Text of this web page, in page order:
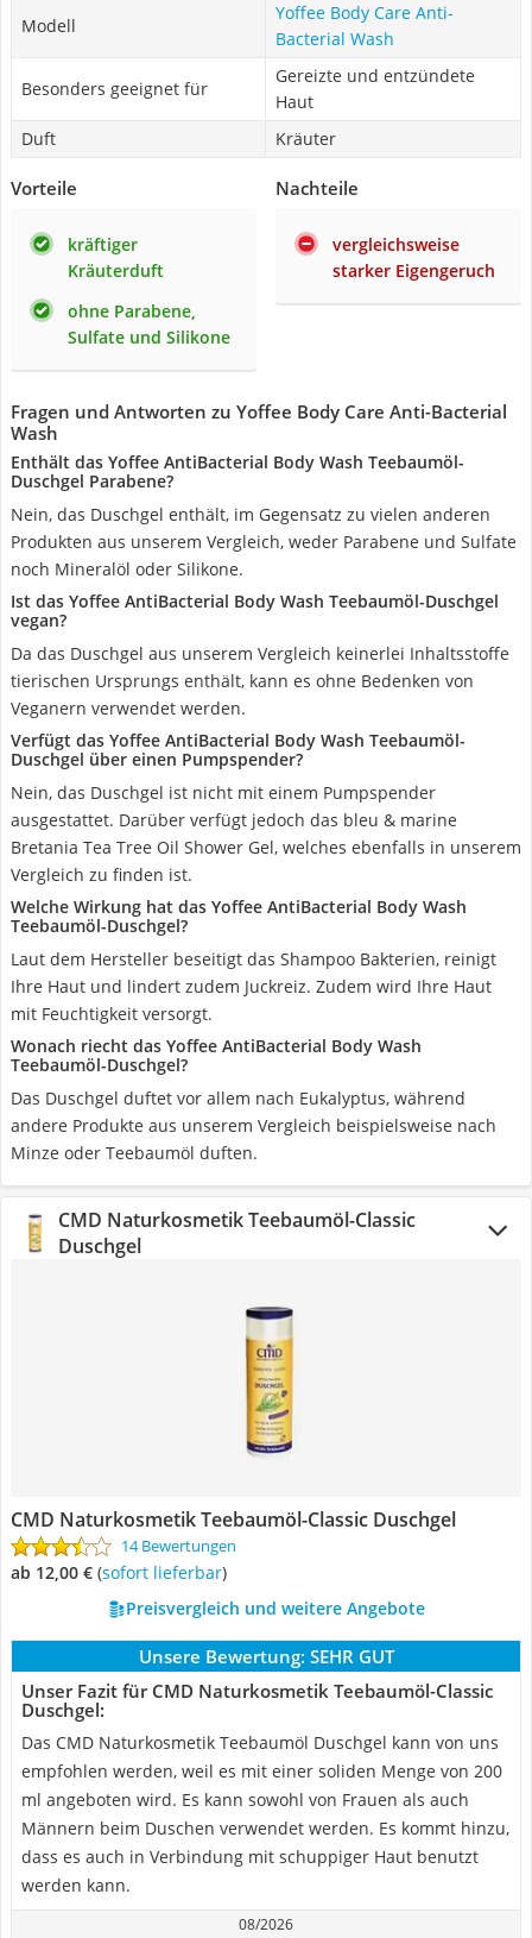
Modell
Yoffee Body Care Anti-
Bacterial Wash
Besonders geeignet für
Gereizte und entzündete
Haut
Duft
Kräuter
Vorteile
kräftiger
Kräuterduft
ohne Parabene,
Sulfate und Silikone
Nachteile
vergleichsweise
starker Eigengeruch
Fragen und Antworten zu Yoffee Body Care Anti-Bacterial
Wash
Enthält das Yoffee AntiBacterial Body Wash Teebaumöl-
Duschgel Parabene?
Nein, das Duschgel enthält, im Gegensatz zu vielen anderen
Produkten aus unserem Vergleich, weder Parabene und Sulfate
noch Mineralöl oder Silikone.
Ist das Yoffee AntiBacterial Body Wash Teebaumöl-Duschgel
vegan?
Da das Duschgel aus unserem Vergleich keinerlei Inhaltsstoffe
tierischen Ursprungs enthält, kann es ohne Bedenken von
Veganern verwendet werden.
Verfügt das Yoffee AntiBacterial Body Wash Teebaumöl-
Duschgel über einen Pumpspender?
Nein, das Duschgel ist nicht mit einem Pumpspender
ausgestattet. Darüber verfügt jedoch das bleu & marine
Bretania Tea Tree Oil Shower Gel, welches ebenfalls in unserem
Vergleich zu finden ist.
Welche Wirkung hat das Yoffee AntiBacterial Body Wash
Teebaumöl-Duschgel?
Laut dem Hersteller beseitigt das Shampoo Bakterien, reinigt
Ihre Haut und lindert zudem Juckreiz. Zudem wird Ihre Haut
mit Feuchtigkeit versorgt.
Wonach riecht das Yoffee AntiBacterial Body Wash
Teebaumöl-Duschgel?
Das Duschgel duftet vor allem nach Eukalyptus, während
andere Produkte aus unserem Vergleich beispielsweise nach
Minze oder Teebaumöl duften.
CMD Naturkosmetik Teebaumöl-Classic
Duschgel
CMD Naturkosmetik Teebaumöl-Classic Duschgel
14 Bewertungen
ab 12,00 € ( Sofort lieferbar)
Preisvergleich und weitere Angebote
Unsere Bewertung: SEHR GUT
Unser Fazit für CMD Naturkosmetik Teebaumöl-Classic
Duschgel:
Das CMD Naturkosmetik Teebaumöl Duschgel kann von uns
empfohlen werden, weil es mit einer soliden Menge von 200
ml angeboten wird. Es kann sowohl von Frauen als auch
Männern beim Duschen verwendet werden. Es kommt hinzu,
dass es auch in Verbindung mit schuppiger Haut benutzt
werden kann.
08/2026